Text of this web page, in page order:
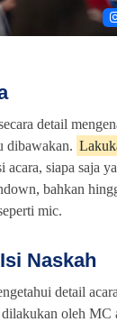
detail
dibawakan.
acara, siapa saja
bahkan
mic.
Naskah
detail
oleh MC